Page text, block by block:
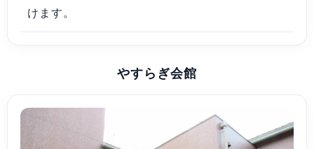
けます。
やすらぎ会館